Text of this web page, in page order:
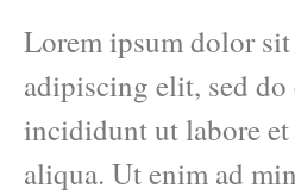
Lorem ipsum dolor sit
adipiscing elit, sed
incididunt ut labore
aliqua. Ut enim ad